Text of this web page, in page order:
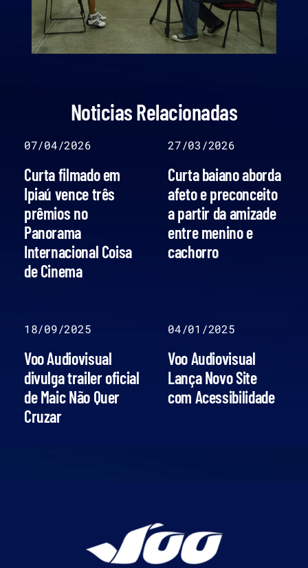
Noticias Relacionadas
07/04/2026
Curta filmado em
Ipiaú vence três
prêmios no
Panorama
Internacional Coisa
de Cinema
27/03/2026
Curta baiano aborda
afeto e preconceito
a partir da amizade
entre menino e
cachorro
18/09/2025
Voo Audiovisual
divulga trailer oficial
de Maic Não Quer
Cruzar
04/01/2025
Voo Audiovisual
Lança Novo Site
com Acessibilidade